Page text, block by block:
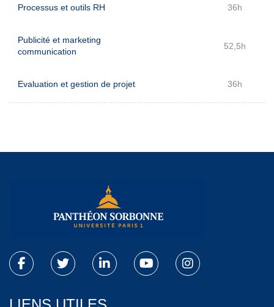
Processus et outils RH 36h
Publicité et marketing
communication
52,5h
Evaluation et gestion de projet 36h